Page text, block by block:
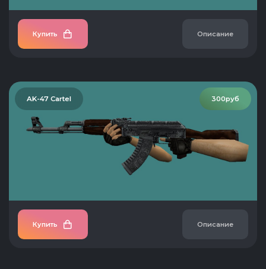
Купить Описание
300руб
AK-47 Cartel
Купить Описание